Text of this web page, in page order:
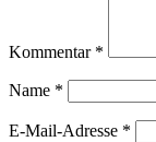
Kommentar *
Name *
E-Mail-Adresse *